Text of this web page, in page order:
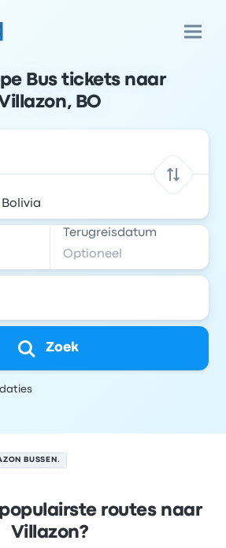
Bus tickets naar
BO
Terugreisdatum
Zoek
BUSSEN.
routes naar
Villazon?